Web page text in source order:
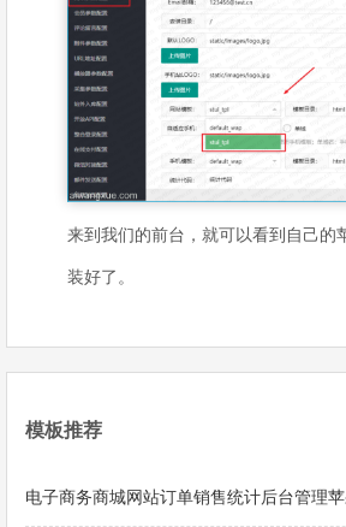
来到我们的前台，就可以看到自己的
装好了。
模板推荐
电子商务商城网站订单销售统计后台管理